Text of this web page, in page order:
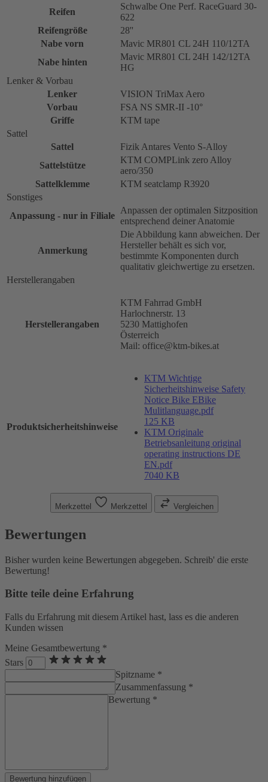
Reifen
Schwalbe One Perf. RaceGuard 30-
622
Reifengröße
28''
Nabe vorn
Mavic MR801 CL 24H 110/12TA
Nabe hinten
Mavic MR801 CL 24H 142/12TA
HG
Lenker & Vorbau
Lenker
VISION TriMax Aero
Vorbau
FSA NS SMR-II -10°
Griffe
KTM tape
Sattel
Sattel
Fizik Antares Vento S-Alloy
Sattelstütze
KTM COMPLink zero Alloy
aero/350
Sattelklemme
KTM seatclamp R3920
Sonstiges
Anpassung - nur in Filiale
Anpassen der optimalen Sitzposition
entsprechend deiner Anatomie
Anmerkung
Die Abbildung kann abweichen. Der
Hersteller behält es sich vor,
bestimmte Komponenten durch
qualitativ gleichwertige zu ersetzen.
Herstellerangaben
Herstellerangaben
KTM Fahrrad GmbH
Harlochnerstr. 13
5230 Mattighofen
Österreich
Mail: office@ktm-bikes.at
Produktsicherheitshinweise
KTM Wichtige
Sicherheitshinweise Safety
Notice Bike EBike
Mulitlanguage.pdf
125 KB
KTM Originale
Betriebsanleitung original
operating instructions DE
EN.pdf
7040 KB
Merkzettel Merkzettel Vergleichen
Bewertungen
Bisher wurden keine Bewertungen abgegeben. Schreib' die erste
Bewertung!
Bitte teile deine Erfahrung
Falls du Erfahrung mit diesem Artikel hast, lass es die anderen
Kunden wissen
Meine Gesamtbewertung *
Stars
Spitzname *
Zusammenfassung *
Bewertung *
Bewertung hinzufügen